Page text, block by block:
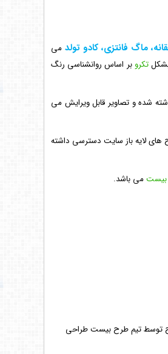
ماگ فانتزی، کادو تولد می
تکروبر اساس روانشناسی رنگ
شده و تصاویر قابل ویرایش می
های لایه باز سایت دسترسی داشته
بیستمی باشد.
توسط تیم طرح بیست طراحی